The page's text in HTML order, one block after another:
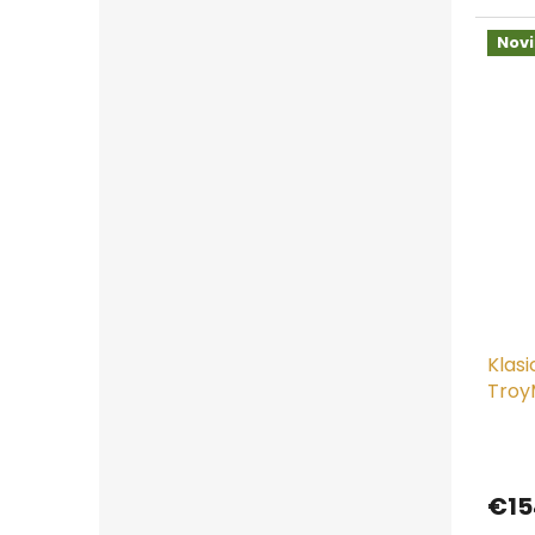
5